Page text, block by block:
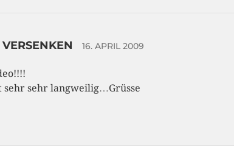
16. APRIL 2009
sehr sehr langweilig…Grüsse